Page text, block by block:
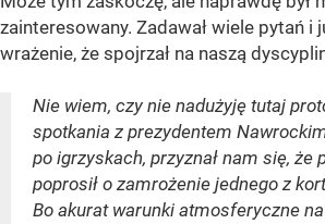
zainteresowany. Zadawał wiele pytań i
wrażenie, że spojrzał na naszą
Nie wiem, czy nie nadużyję tutaj
spotkania z prezydentem
po igrzyskach, przyznał nam się, że
poprosił o zamrożenie jednego z
Bo akurat warunki atmosferyczne na